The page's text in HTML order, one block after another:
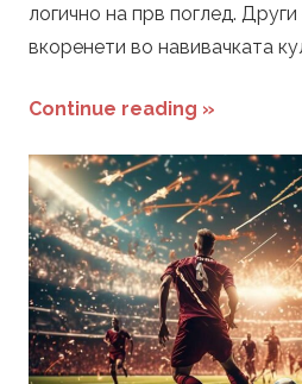
логично на прв поглед.
вкоренети во навивачката
Continue reading »